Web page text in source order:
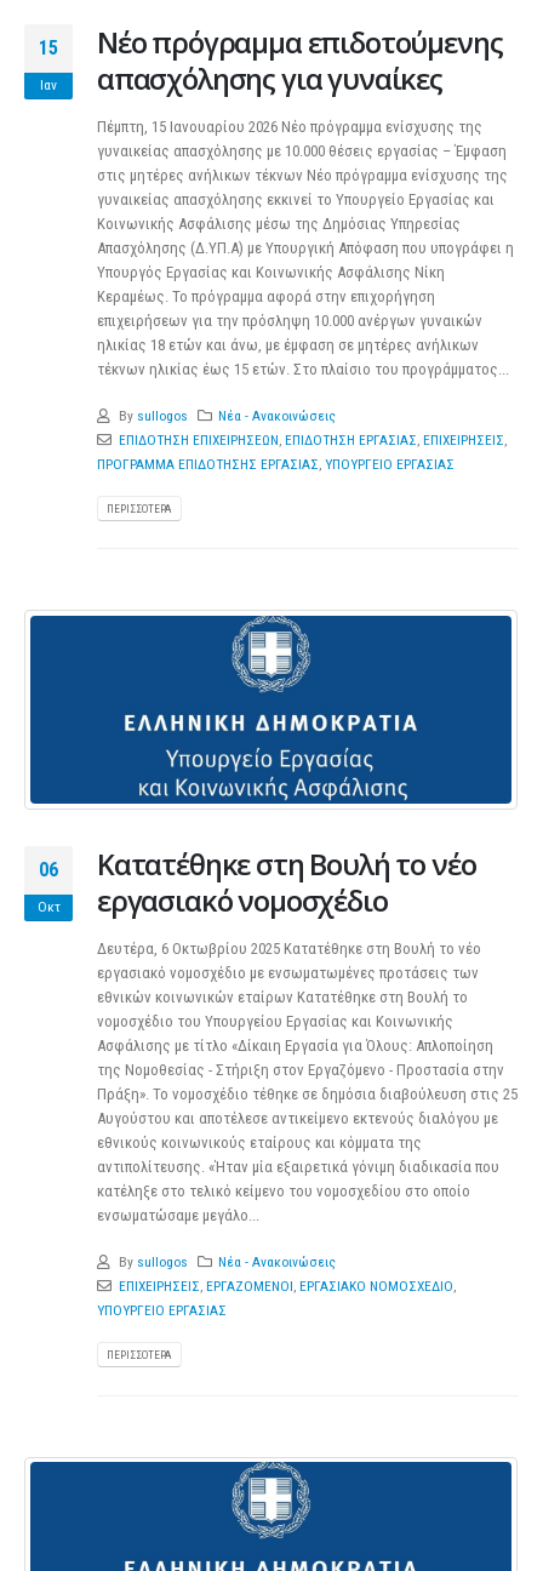
15
Ιαν
Nέο πρόγραμμα επιδοτούμενης
απασχόλησης για γυναίκες
Πέμπτη, 15 Ιανουαρίου 2026 Νέο πρόγραμμα ενίσχυσης της
γυναικείας απασχόλησης με 10.000 θέσεις εργασίας – Έμφαση
στις μητέρες ανήλικων τέκνων Νέο πρόγραμμα ενίσχυσης της
γυναικείας απασχόλησης εκκινεί το Υπουργείο Εργασίας και
Κοινωνικής Ασφάλισης μέσω της Δημόσιας Υπηρεσίας
Απασχόλησης (Δ.ΥΠ.Α) με Υπουργική Απόφαση που υπογράφει η
Υπουργός Εργασίας και Κοινωνικής Ασφάλισης Νίκη
Κεραμέως. Το πρόγραμμα αφορά στην επιχορήγηση
επιχειρήσεων για την πρόσληψη 10.000 ανέργων γυναικών
ηλικίας 18 ετών και άνω, με έμφαση σε μητέρες ανήλικων
τέκνων ηλικίας έως 15 ετών. Στο πλαίσιο του προγράμματος...
By sullogos
Νέα - Ανακοινώσεις
ΕΠΙΔΟΤΗΣΗ ΕΠΙΧΕΙΡΗΣΕΩΝ, ΕΠΙΔΟΤΗΣΗ ΕΡΓΑΣΙΑΣ, ΕΠΙΧΕΙΡΗΣΕΙΣ,
ΠΡΟΓΡΑΜΜΑ ΕΠΙΔΟΤΗΣΗΣ ΕΡΓΑΣΙΑΣ, ΥΠΟΥΡΓΕΙΟ ΕΡΓΑΣΙΑΣ
ΠΕΡΙΣΣΌΤΕΡΑ
06
Οκτ
Κατατέθηκε στη Βουλή το νέο
εργασιακό νομοσχέδιο
Δευτέρα, 6 Οκτωβρίου 2025 Κατατέθηκε στη Βουλή το νέο
εργασιακό νομοσχέδιο με ενσωματωμένες προτάσεις των
εθνικών κοινωνικών εταίρων Κατατέθηκε στη Βουλή το
νομοσχέδιο του Υπουργείου Εργασίας και Κοινωνικής
Ασφάλισης με τίτλο «Δίκαιη Εργασία για Όλους: Απλοποίηση
της Νομοθεσίας - Στήριξη στον Εργαζόμενο - Προστασία στην
Πράξη». Το νομοσχέδιο τέθηκε σε δημόσια διαβούλευση στις 25
Αυγούστου και αποτέλεσε αντικείμενο εκτενούς διαλόγου με
εθνικούς κοινωνικούς εταίρους και κόμματα της
αντιπολίτευσης. «Ήταν μία εξαιρετικά γόνιμη διαδικασία που
κατέληξε στο τελικό κείμενο του νομοσχεδίου στο οποίο
ενσωματώσαμε μεγάλο...
By sullogos
Νέα - Ανακοινώσεις
ΕΠΙΧΕΙΡΗΣΕΙΣ, ΕΡΓΑΖΟΜΕΝΟΙ, ΕΡΓΑΣΙΑΚΟ ΝΟΜΟΣΧΕΔΙΟ,
ΥΠΟΥΡΓΕΙΟ ΕΡΓΑΣΙΑΣ
ΠΕΡΙΣΣΌΤΕΡΑ